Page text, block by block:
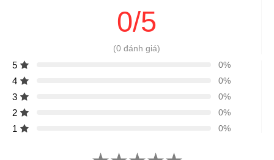
0/5
(0 đánh giá)
5 0%
4 0%
3 0%
2 0%
1 0%